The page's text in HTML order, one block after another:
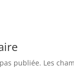
publiée. Les